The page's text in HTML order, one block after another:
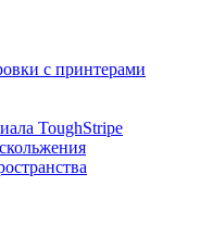
с принтерами
ToughStripe